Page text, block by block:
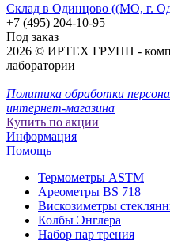
Склад в Одинцово ((МО, г.
+7 (495) 204-10-95
Под заказ
2026 © ИРТЕХ ГРУПП -
лаборатории
Политика обработки
интернет-магазина
Купить по акции
Информация
Помощь
Термометры ASTM
Ареометры BS 718
Вискозиметры
Колбы Энглера
Набор пар трения